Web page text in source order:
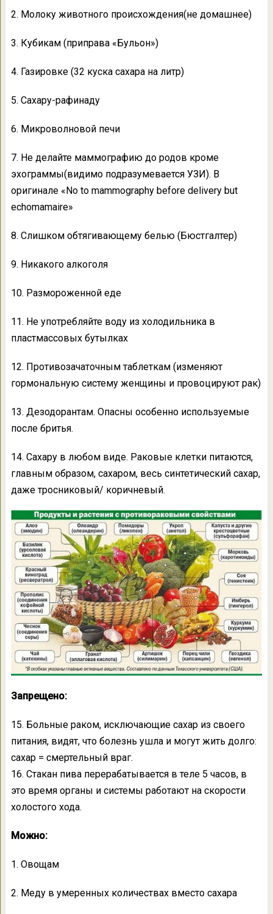
2. Молоку животного происхождения(не домашнее)
3. Кубикам (приправа «Бульон»)
4. Газировке (32 куска сахара на литр)
5. Сахару-рафинаду
6. Микроволновой печи
7. Не делайте маммографию до родов кроме
эхограммы(видимо подразумевается УЗИ). В
оригинале «No to mammography before delivery but
echomamaire»
8. Слишком обтягивающему белью (Бюстгалтер)
9. Никакого алкоголя
10. Размороженной еде
11. Не употребляйте воду из холодильника в
пластмассовых бутылках
12. Противозачаточным таблеткам (изменяют
гормональную систему женщины и провоцируют рак)
13. Дезодорантам. Опасны особенно используемые
после бритья.
14. Сахару в любом виде. Раковые клетки питаются,
главным образом, сахаром, весь синтетический сахар,
даже тросниковый/ коричневый.
Запрещено:
15. Больные раком, исключающие сахар из своего
питания, видят, что болезнь ушла и могут жить долго:
сахар = смертельный враг.
16. Стакан пива перерабатывается в теле 5 часов, в
это время органы и системы работают на скорости
холостого хода.
Можно:
1. Овощам
2. Меду в умеренных количествах вместо сахара